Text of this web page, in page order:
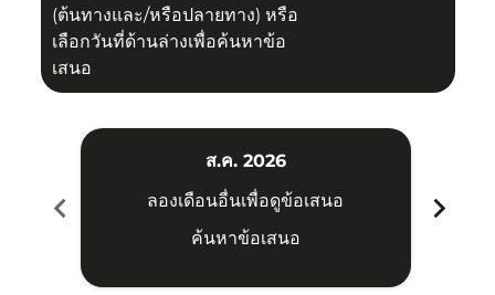
(ต้นทางและ/หรือปลายทาง) หรือ
เลือกวันที่ด้านล่างเพื่อค้นหาข้อ
เสนอ
chevron_left
ส.ค. 2026
ลองเดือนอื่นเพื่อดูข้อเสนอ
ค้นหาข้อเสนอ
chevron_right